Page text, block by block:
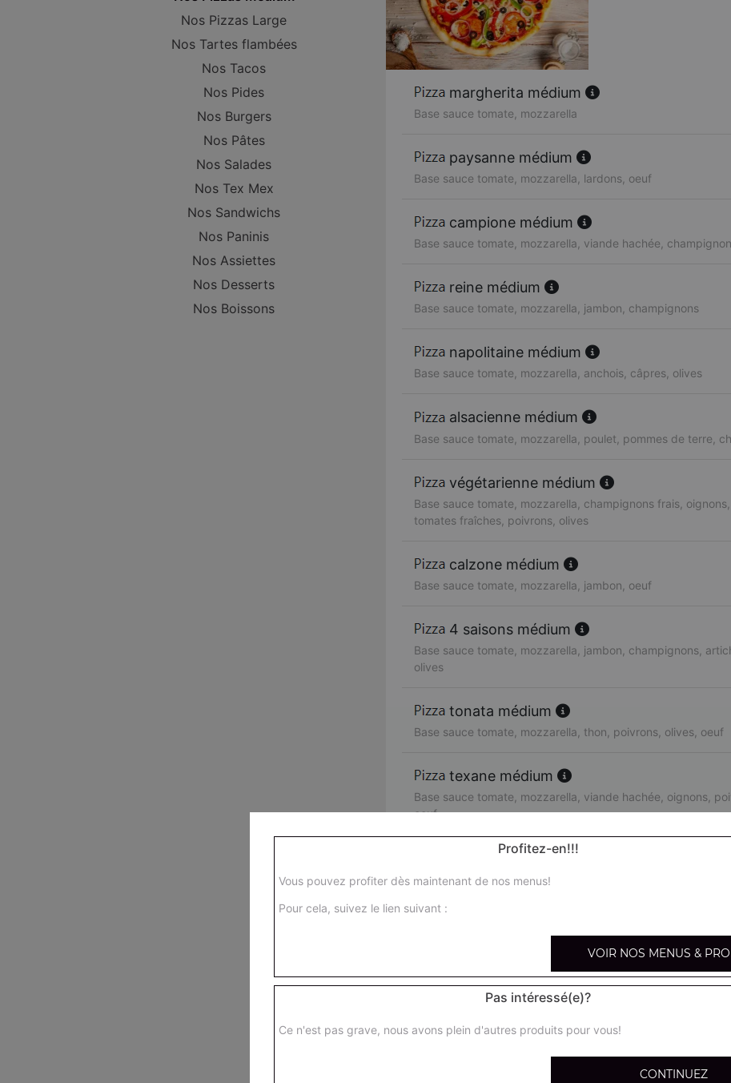
Nos Pizzas Large
Nos Tartes flambées
Nos Tacos
Nos Pides
Nos Burgers
Nos Pâtes
Nos Salades
Nos Tex Mex
Nos Sandwichs
Nos Paninis
Nos Assiettes
Nos Desserts
Nos Boissons
margherita médium
Base sauce tomate, mozzarella
paysanne médium
Base sauce tomate, mozzarella, lardons, oeuf
campione médium
Base sauce tomate, mozzarella, viande hachée,
reine médium
Base sauce tomate, mozzarella, jambon, champignons
napolitaine médium
Base sauce tomate, mozzarella, anchois, câpres, olives
alsacienne médium
Base sauce tomate, mozzarella, poulet, pommes de terre,
végétarienne médium
Base sauce tomate, mozzarella, champignons frais,
tomates fraîches, poivrons, olives
calzone médium
Base sauce tomate, mozzarella, jambon, oeuf
4 saisons médium
Base sauce tomate, mozzarella, jambon, champignons,
olives
tonata médium
Base sauce tomate, mozzarella, thon, poivrons, olives, oeuf
texane médium
Base sauce tomate, mozzarella, viande hachée, oignons,
oeuf
orientale médium
Base sauce tomate, mozzarella, merguez, poivrons, olives,
fruits de mer médium
Base sauce tomate, mozzarella, cocktail de fruits de mer,
arménienne médium
Base sauce tomate, mozzarella, pepperoni, feta, tomates
Profitez-en!!!
Vous pouvez profiter dès maintenant de nos menus!
Pour cela, suivez le lien suivant :
VOIR NOS MENUS &
Pas intéressé(e)?
Ce n'est pas grave, nous avons plein d'autres produits pour vous!
CONTINUEZ